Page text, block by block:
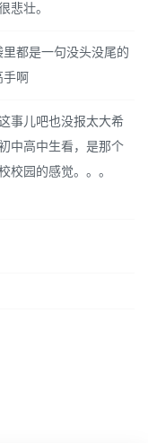
悲壮。
都是一句没头没尾的
手啊
事儿吧也没报太大希
中高中生看，是那个
校园的感觉。。。